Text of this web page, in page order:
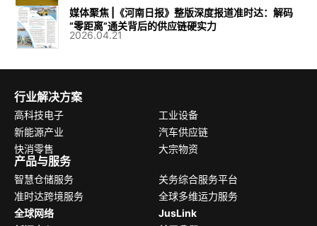
媒体聚焦 |《河南日报》整版深度报道准时达：解码
“零距离”通关背后的供应链硬实力
2026.04.21
行业解决方案
高科技电子
工业设备
新能源产业
汽车供应链
快消零售
大宗物资
产品与服务
智慧仓储服务
关务综合服务平台
准时达跨境服务
全球多维运力服务
全球网络
JusLink